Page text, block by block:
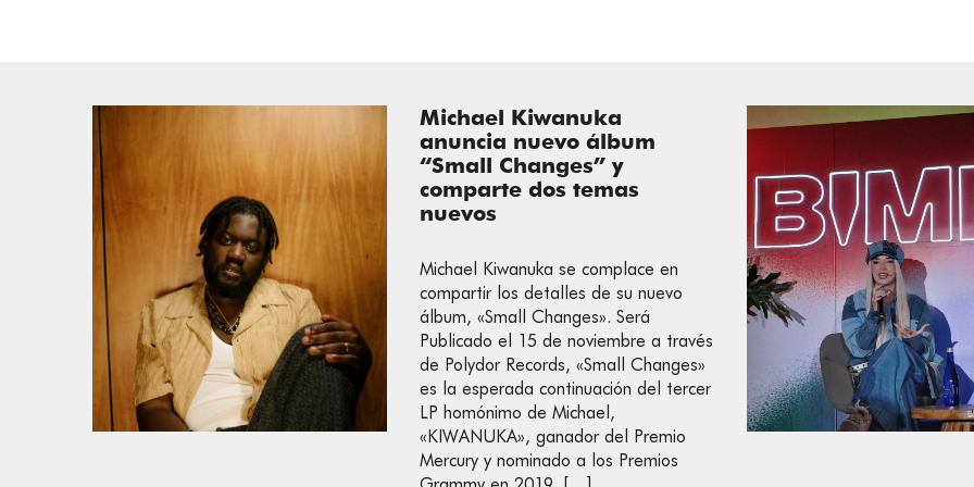
Michael Kiwanuka
anuncia nuevo álbum
“Small Changes” y
comparte dos temas
nuevos
Michael Kiwanuka se complace en
compartir los detalles de su nuevo
álbum, «Small Changes». Será
Publicado el 15 de noviembre a través
de Polydor Records, «Small Changes»
es la esperada continuación del tercer
LP homónimo de Michael,
«KIWANUKA», ganador del Premio
Mercury y nominado a los Premios